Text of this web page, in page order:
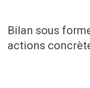
Bilan sous
actions